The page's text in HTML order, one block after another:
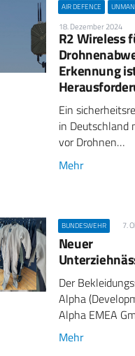
AIR DEFENCE
18. Dezember 2024
R2 Wireless
Erkennung
Ein
in Deutschland
vor Drohnen…
Mehr
BUNDESWEHR 7.
Neuer
Der
Alpha
Alpha EMEA
Mehr